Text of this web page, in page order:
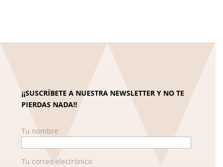
¡¡SUSCRÍBETE A NUESTRA NEWSLETTER Y NO TE
PIERDAS NADA!!
Tu nombre
Tu correo electrónico